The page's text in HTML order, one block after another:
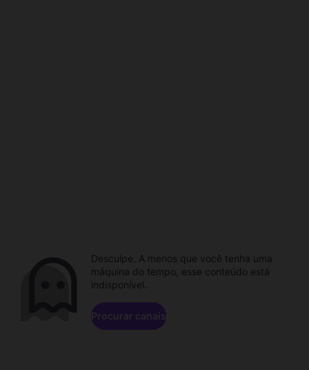
Desculpe. A menos que você tenha uma
máquina do tempo, esse conteúdo está
indisponível.
Procurar canais